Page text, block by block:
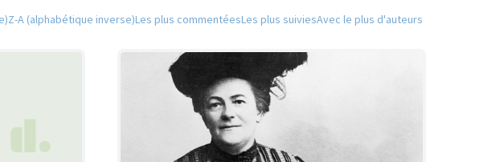
Z-A (alphabétique inverse)Les plus commentéesLes plus suiviesAvec le plus d'auteurs